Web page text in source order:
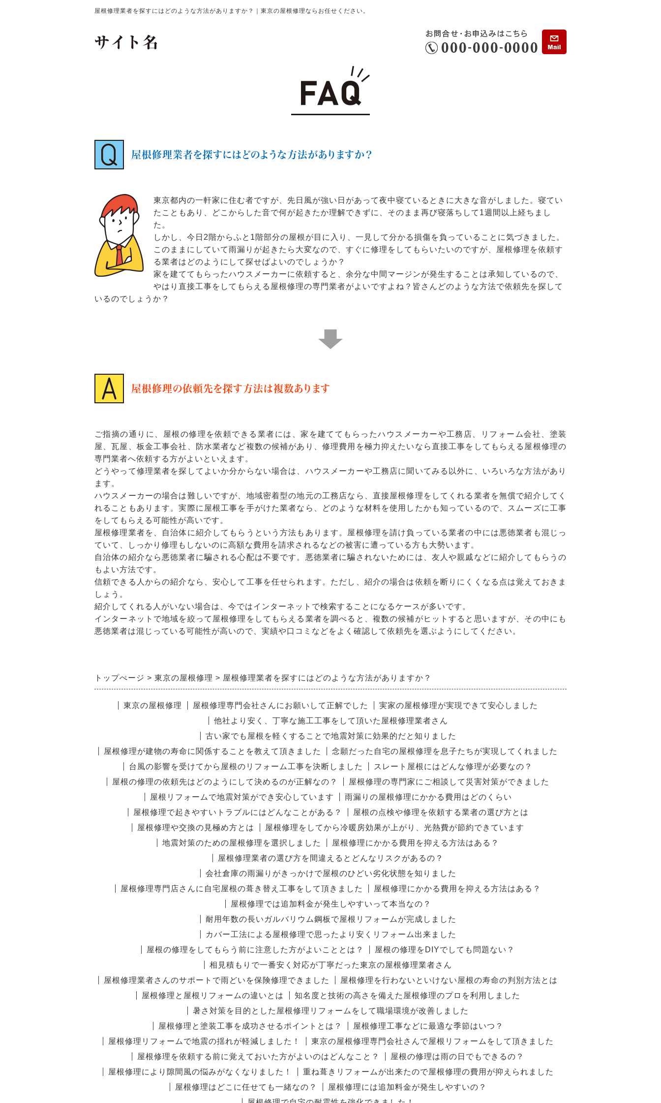
屋根修理業者を探すにはどのような方法がありますか？｜東京の屋根修理ならお任せください。
屋根修理業者を探すにはどのような方法がありますか？
東京都内の一軒家に住む者ですが、先日風が強い日があって夜中寝ているときに大きな音がしました。寝てい
たこともあり、どこからした音で何が起きたか理解できずに、そのまま再び寝落ちして1週間以上経ちまし
た。
しかし、今日2階からふと1階部分の屋根が目に入り、一見して分かる損傷を負っていることに気づきました。
このままにしていて雨漏りが起きたら大変なので、すぐに修理をしてもらいたいのですが、屋根修理を依頼す
る業者はどのようにして探せばよいのでしょうか？
家を建ててもらったハウスメーカーに依頼すると、余分な中間マージンが発生することは承知しているので、
やはり直接工事をしてもらえる屋根修理の専門業者がよいですよね？皆さんどのような方法で依頼先を探して
いるのでしょうか？
屋根修理の依頼先を探す方法は複数あります
ご指摘の通りに、屋根の修理を依頼できる業者には、家を建ててもらったハウスメーカーや工務店、リフォーム会社、塗装
屋、瓦屋、板金工事会社、防水業者など複数の候補があり、修理費用を極力抑えたいなら直接工事をしてもらえる屋根修理の
専門業者へ依頼する方がよいといえます。
どうやって修理業者を探してよいか分からない場合は、ハウスメーカーや工務店に聞いてみる以外に、いろいろな方法があり
ます。
ハウスメーカーの場合は難しいですが、地域密着型の地元の工務店なら、直接屋根修理をしてくれる業者を無償で紹介してく
れることもあります。実際に屋根工事を手がけた業者なら、どのような材料を使用したかも知っているので、スムーズに工事
をしてもらえる可能性が高いです。
屋根修理業者を、自治体に紹介してもらうという方法もあります。屋根修理を請け負っている業者の中には悪徳業者も混じっ
ていて、しっかり修理もしないのに高額な費用を請求されるなどの被害に遭っている方も大勢います。
自治体の紹介なら悪徳業者に騙される心配は不要です。悪徳業者に騙されないためには、友人や親戚などに紹介してもらうの
もよい方法です。
信頼できる人からの紹介なら、安心して工事を任せられます。ただし、紹介の場合は依頼を断りにくくなる点は覚えておきま
しょう。
紹介してくれる人がいない場合は、今ではインターネットで検索することになるケースが多いです。
インターネットで地域を絞って屋根修理をしてもらえる業者を調べると、複数の候補がヒットすると思いますが、その中にも
悪徳業者は混じっている可能性が高いので、実績や口コミなどをよく確認して依頼先を選ぶようにしてください。
トップぺージ 東京の屋根修理 屋根修理業者を探すにはどのような方法がありますか？
東京の屋根修理 屋根修理専門会社さんにお願いして正解でした
実家の屋根修理が実現できて安心しました
他社より安く、丁寧な施工工事をして頂いた屋根修理業者さん
古い家でも屋根を軽くすることで地震対策に効果的だと知りました
屋根修理が建物の寿命に関係することを教えて頂きました
念願だった自宅の屋根修理を息子たちが実現してくれました
台風の影響を受けてから屋根のリフォーム工事を決断しました
スレート屋根にはどんな修理が必要なの？
屋根の修理の依頼先はどのようにして決めるのが正解なの？
屋根修理の専門家にご相談して災害対策ができました
屋根リフォームで地震対策ができ安心しています
雨漏りの屋根修理にかかる費用はどのくらい
屋根修理で起きやすいトラブルにはどんなことがある？
屋根の点検や修理を依頼する業者の選び方とは
屋根修理や交換の見極め方とは
屋根修理をしてから冷暖房効果が上がり、光熱費が節約できています
地震対策のための屋根修理を選択しました
屋根修理にかかる費用を抑える方法はある？
屋根修理業者の選び方を間違えるとどんなリスクがあるの？
会社倉庫の雨漏りがきっかけで屋根のひどい劣化状態を知りました
屋根修理専門店さんに自宅屋根の葺き替え工事をして頂きました
屋根修理にかかる費用を抑える方法はある？
屋根修理では追加料金が発生しやすいって本当なの？
耐用年数の長いガルバリウム鋼板で屋根リフォームが完成しました
カバー工法による屋根修理で思ったより安くリフォーム出来ました
屋根の修理をしてもらう前に注意した方がよいこととは？
屋根の修理をDIYでしても問題ない？
相見積もりで一番安く対応が丁寧だった東京の屋根修理業者さん
屋根修理業者さんのサポートで雨どいを保険修理できました
屋根修理を行わないといけない屋根の寿命の判別方法とは
屋根修理と屋根リフォームの違いとは
知名度と技術の高さを備えた屋根修理のプロを利用しました
暑さ対策を目的とした屋根修理リフォームをして職場環境が改善しました
屋根修理と塗装工事を成功させるポイントとは？
屋根修理工事などに最適な季節はいつ？
屋根修理リフォームで地震の揺れが軽減しました！
東京の屋根修理専門会社さんで屋根リフォームをして頂きました
屋根修理を依頼する前に覚えておいた方がよいのはどんなこと？
屋根の修理は雨の日でもできるの？
屋根修理により隙間風の悩みがなくなりました！
重ね葺きリフォームが出来たので屋根修理の費用が抑えられました
屋根修理はどこに任せても一緒なの？
屋根修理には追加料金が発生しやすいの？